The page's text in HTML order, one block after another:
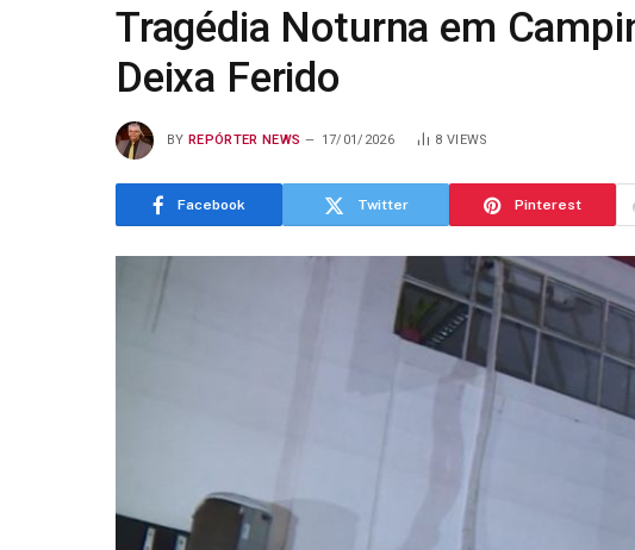
Tragédia Noturna em
Deixa Ferido
BY REPÓRTER NEWS 17/01/2026 8 VIEWS
Facebook Twitter Pinterest